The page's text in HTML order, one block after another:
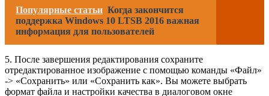
Популярные статьи Когда закончится
поддержка Windows 10 LTSB 2016 важная
информация для пользователей
5. После завершения редактирования сохраните
отредактированное изображение с помощью команды «Файл»
-> «Сохранить» или «Сохранить как». Вы можете выбрать
формат файла и настройки качества в диалоговом окне